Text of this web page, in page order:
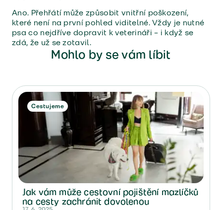
Ano. Přehřátí může způsobit vnitřní poškození,
které není na první pohled viditelné. Vždy je nutné
psa co nejdříve dopravit k veterináři – i když se
zdá, že už se zotavil.
Mohlo by se vám líbit
Cestujeme
Jak vám může cestovní pojištění mazlíčků
na cesty zachránit dovolenou